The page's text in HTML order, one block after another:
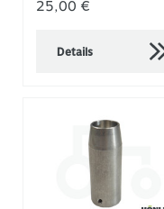
25,00 €
Details